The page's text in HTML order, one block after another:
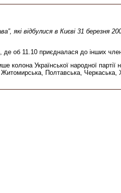
які відбулися в Києві 31
де об 11.10 приєдналася до інших
Української народної
Полтавська,